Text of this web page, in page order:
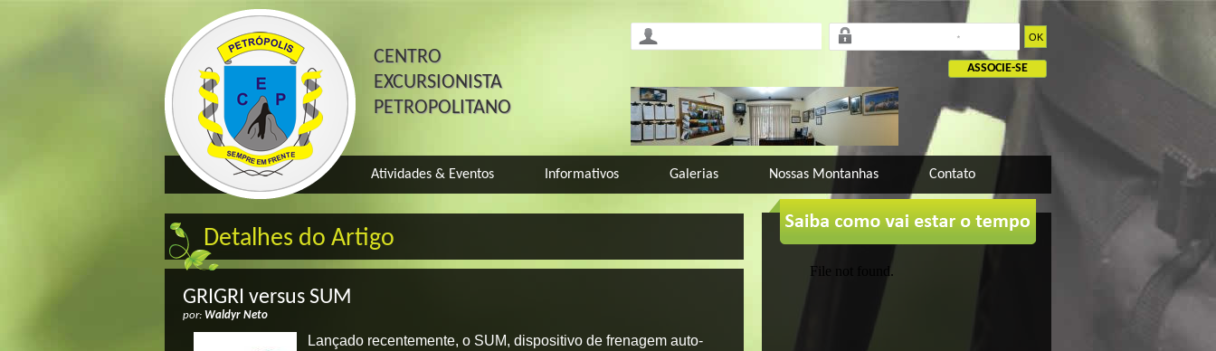
CENTRO
EXCURSIONISTA
PETROPOLITANO
OK
ASSOCIE-SE
Atividades & Eventos Informativos Galerias Nossas Montanhas Contato
Detalhes do Artigo
GRIGRI versus SUM
por: Waldyr Neto
Lançado recentemente, o SUM, dispositivo de frenagem auto-